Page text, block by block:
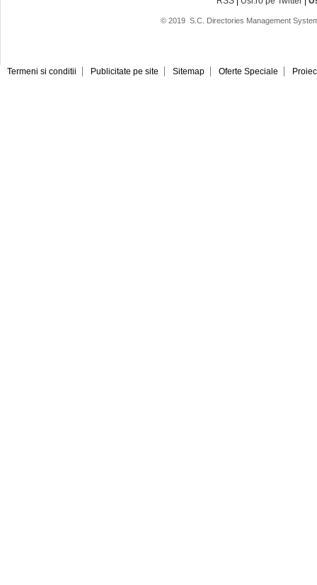
© 2019 S.C. Directories Management
Termeni si conditii Publicitate pe site Sitemap Oferte Speciale